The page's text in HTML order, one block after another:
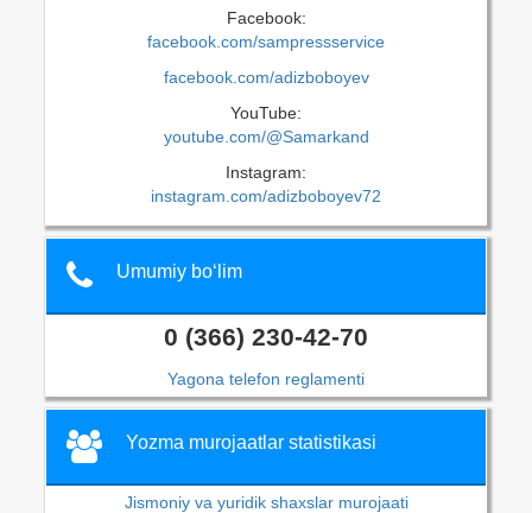
Facebook:
facebook.com/sampressservice
facebook.com/adizboboyev
YouTube:
youtube.com/@Samarkand
Instagram:
instagram.com/adizboboyev72
Umumiy bo‘lim
0 (366) 230-42-70
Yagona telefon reglamenti
Yozma murojaatlar statistikasi
Jismoniy va yuridik shaxslar murojaati